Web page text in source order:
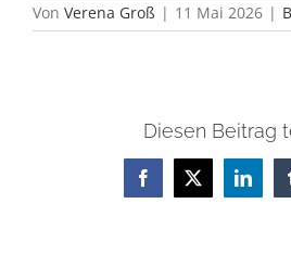
Von Verena Groß | 11 Mai 2026 |
Diesen Beitrag
Facebook
X